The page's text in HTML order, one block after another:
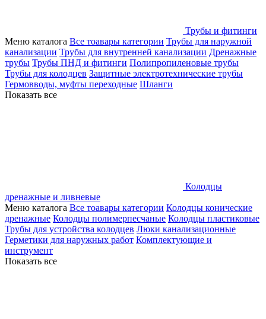
Трубы и фитинги
Меню каталога Все тоавары категории Трубы для наружной
канализации Трубы для внутренней канализации Дренажные
трубы Трубы ПНД и фитинги Полипропиленовые трубы
Трубы для колодцев Защитные электротехнические трубы
Гермовводы, муфты переходные Шланги
Показать все
Колодцы
дренажные и ливневые
Меню каталога Все тоавары категории Колодцы конические
дренажные Колодцы полимерпесчаные Колодцы пластиковые
Трубы для устройства колодцев Люки канализационные
Герметики для наружных работ Комплектующие и
инструмент
Показать все